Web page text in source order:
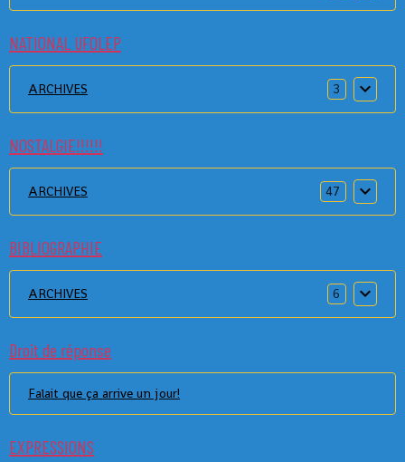
NATIONAL UFOLEP
ARCHIVES 3
NOSTALGIE!!!!!!
ARCHIVES 47
BIBLIOGRAPHIE
ARCHIVES 6
Droit de réponse
Falait que ça arrive un jour!
EXPRESSIONS